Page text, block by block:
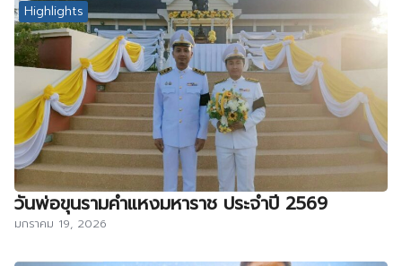
Highlights
วันพ่อขุนรามคำแหงมหาราช ประจำปี 2569
มกราคม 19, 2026